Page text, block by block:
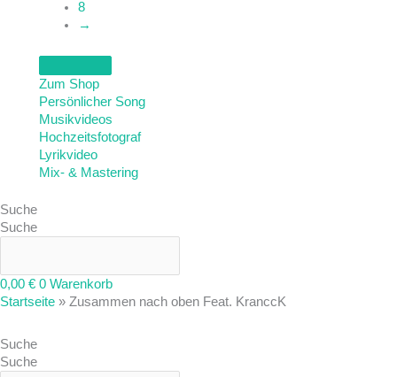
8
→
Zum Shop
Persönlicher Song
Musikvideos
Hochzeitsfotograf
Lyrikvideo
Mix- & Mastering
Suche
Suche
0,00 € 0 Warenkorb
Startseite » Zusammen nach oben Feat. KranccK
Suche
Suche